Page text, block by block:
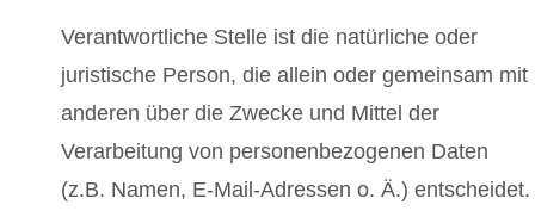
Verantwortliche Stelle ist die natürliche oder
juristische Person, die allein oder gemeinsam mit
anderen über die Zwecke und Mittel der
Verarbeitung von personenbezogenen Daten
(z.B. Namen, E-Mail-Adressen o. Ä.) entscheidet.